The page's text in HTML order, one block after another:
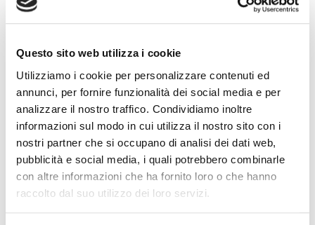
Questo sito web utilizza i cookie
Utilizziamo i cookie per personalizzare contenuti ed
annunci, per fornire funzionalità dei social media e per
analizzare il nostro traffico. Condividiamo inoltre
informazioni sul modo in cui utilizza il nostro sito con i
nostri partner che si occupano di analisi dei dati web,
pubblicità e social media, i quali potrebbero combinarle
con altre informazioni che ha fornito loro o che hanno
raccolto dal suo utilizzo dei loro servizi.
Ultime riviste